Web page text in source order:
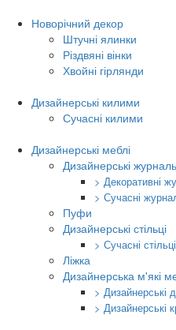
Новорічний декор
Штучні ялинки
Різдвяні вінки
Хвойні гірлянди
Дизайнерські килими
Сучасні килими
Дизайнерські меблі
Дизайнерські
> Декоративні
> Сучасні
Пуфи
Дизайнерські стільці
> Сучасні стільці
Ліжка
Дизайнерська м'які
> Дизайнерські
> Дизайнерські